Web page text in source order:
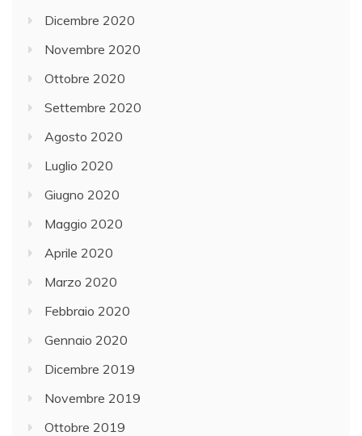
Dicembre 2020
Novembre 2020
Ottobre 2020
Settembre 2020
Agosto 2020
Luglio 2020
Giugno 2020
Maggio 2020
Aprile 2020
Marzo 2020
Febbraio 2020
Gennaio 2020
Dicembre 2019
Novembre 2019
Ottobre 2019